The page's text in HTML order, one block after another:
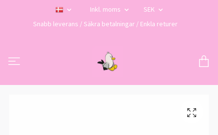
Inkl. moms
SEK
Snabb leverans / Säkra betalningar / Enkla returer